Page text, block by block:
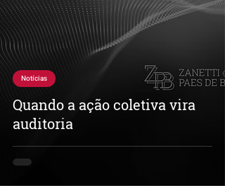
Quando a ação coletiva vira
auditoria
Notícias